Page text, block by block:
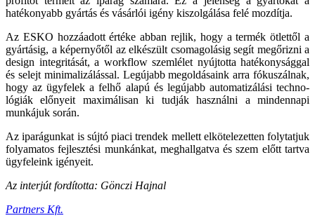
hatékonyabb gyártás és vásárlói igény kiszolgá­lása felé mozdítja.
Az ESKO hozzáadott értéke abban rejlik, hogy a termék ötlettől a
gyártásig, a képernyőtől az elkészült csomagolásig segít megőrizni a
design integritását, a workflow szemlélet nyújtotta ha­tékonysággal
és selejt minimalizálással. Legújabb megoldásaink arra fókuszálnak,
hogy az ügyfelek a felhő alapú és legújabb automatizálási techno­
lógiák előnyeit maximálisan ki tudják használni a mindennapi
munkájuk során.
Az iparágunkat is sújtó piaci trendek mellett elkötelezetten folytatjuk
folyamatos fejlesztési munkánkat, meghallgatva és szem előtt tartva
ügyfeleink igényeit.
Az interjút fordította: Gönczi Hajnal
Partners Kft.